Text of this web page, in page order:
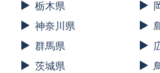
栃木県
神奈川県
群馬県
茨城県